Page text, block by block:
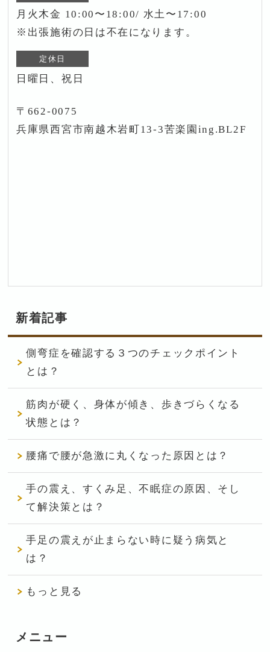
月火木金 10:00〜18:00/ 水土〜17:00
※出張施術の日は不在になります。
定休日
日曜日、祝日
〒662-0075
兵庫県西宮市南越木岩町13-3苦楽園ing.BL2F
新着記事
側弯症を確認する３つのチェックポイント
とは？
筋肉が硬く、身体が傾き、歩きづらくなる
状態とは？
腰痛で腰が急激に丸くなった原因とは？
手の震え、すくみ足、不眠症の原因、そし
て解決策とは？
手足の震えが止まらない時に疑う病気と
は？
もっと見る
メニュー